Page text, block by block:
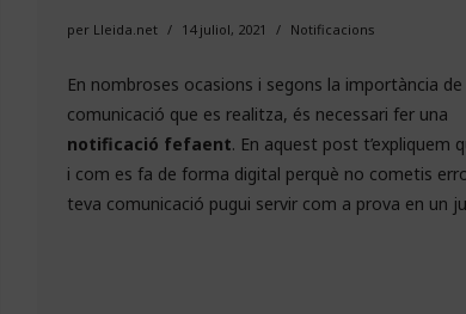
per Lleida.net 14 juliol, 2021 Notificacions
En nombroses ocasions i segons la importància de
comunicació que es realitza, és necessari fer una
notificació fefaent. En aquest post t’expliquem
i com es fa de forma digital perquè no cometis
teva comunicació pugui servir com a prova en un